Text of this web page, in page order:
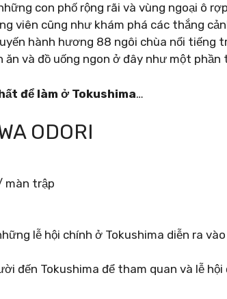
con phố rộng rãi và vùng ngoại ô
viên cũng như khám phá các thắng
hành hương 88 ngôi chùa nổi tiếng
và đồ uống ngon ở đây như một phần
để làm ở Tokushima…
ODORI
màn trập
lễ hội chính ở Tokushima diễn ra
đến Tokushima để tham quan và lễ